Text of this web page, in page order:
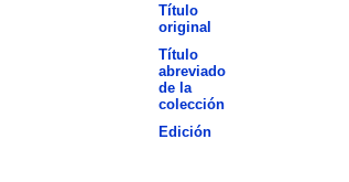
Título
original
Título
abreviado
de la
colección
Edición